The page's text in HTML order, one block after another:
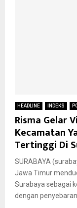
HEADLINE INDEKS
Risma Gelar
Kecamatan
Tertinggi Di
SURABAYA
Jawa Timur
Surabaya sebagai
dengan penyebaran